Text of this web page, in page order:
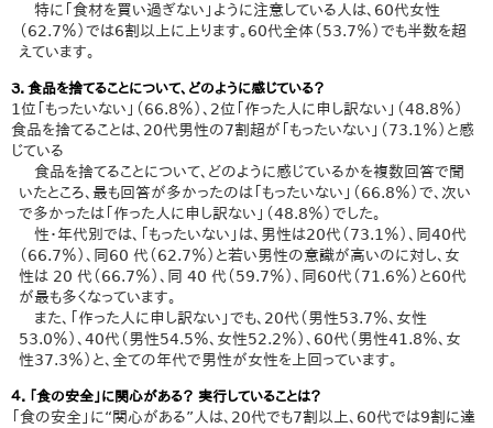
特に「食材を買い過ぎない」ように注意している人は、60代女性
（62.7％）では6割以上に上ります。60代全体（53.7％）でも半数を超
えています。
３．食品を捨てることについて、どのように感じている？
1位「もったいない」（66.8％）、2位「作った人に申し訳ない」（48.8％）
食品を捨てることは、20代男性の7割超が「もったいない」（73.1％）と感
じている
食品を捨てることについて、どのように感じているかを複数回答で聞
いたところ、最も回答が多かったのは「もったいない」（66.8％）で、次い
で多かったは「作った人に申し訳ない」（48.8％）でした。
性・年代別では、「もったいない」は、男性は20代（73.1％）、同40代
（66.7％）、同60 代（62.7％）と若い男性の意識が高いのに対し、女
性は 20 代（66.7％）、同 40 代（59.7％）、同60代（71.6％）と60代
が最も多くなっています。
また、「作った人に申し訳ない」でも、20代（男性53.7％、女性
53.0％）、40代（男性54.5％、女性52.2％）、60代（男性41.8％、女
性37.3％）と、全ての年代で男性が女性を上回っています。
４．「食の安全」に関心がある？ 実行していることは？
「食の安全」に“関心がある”人は、20代でも7割以上、60代では9割に達